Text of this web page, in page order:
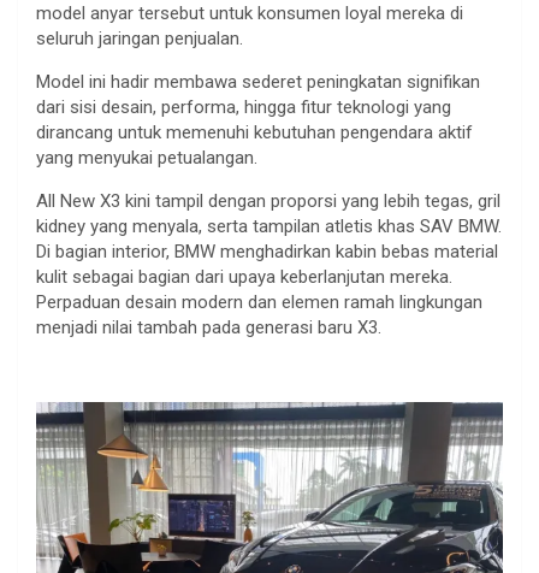
model anyar tersebut untuk konsumen loyal mereka di
seluruh jaringan penjualan.
Model ini hadir membawa sederet peningkatan signifikan
dari sisi desain, performa, hingga fitur teknologi yang
dirancang untuk memenuhi kebutuhan pengendara aktif
yang menyukai petualangan.
All New X3 kini tampil dengan proporsi yang lebih tegas, gril
kidney yang menyala, serta tampilan atletis khas SAV BMW.
Di bagian interior, BMW menghadirkan kabin bebas material
kulit sebagai bagian dari upaya keberlanjutan mereka.
Perpaduan desain modern dan elemen ramah lingkungan
menjadi nilai tambah pada generasi baru X3.